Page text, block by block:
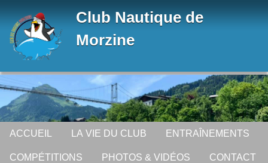
Club Nautique de
Morzine
ACCUEIL LA VIE DU CLUB ENTRAÎNEMENTS
COMPÉTITIONS PHOTOS & VIDÉOS CONTACT